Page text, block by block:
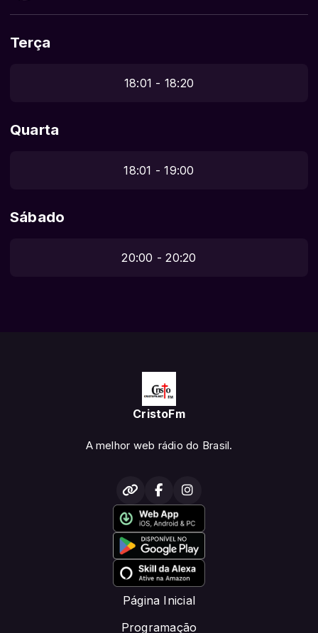
Terça
18:01 - 18:20
Quarta
18:01 - 19:00
Sábado
20:00 - 20:20
CristoFm
A melhor web rádio do Brasil.
Página Inicial
Programação